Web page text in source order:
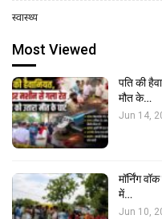
स्वास्थ्य
Most Viewed
पति की
मौत के…
Jun 14,
मॉर्निंग
में…
Jun 10,